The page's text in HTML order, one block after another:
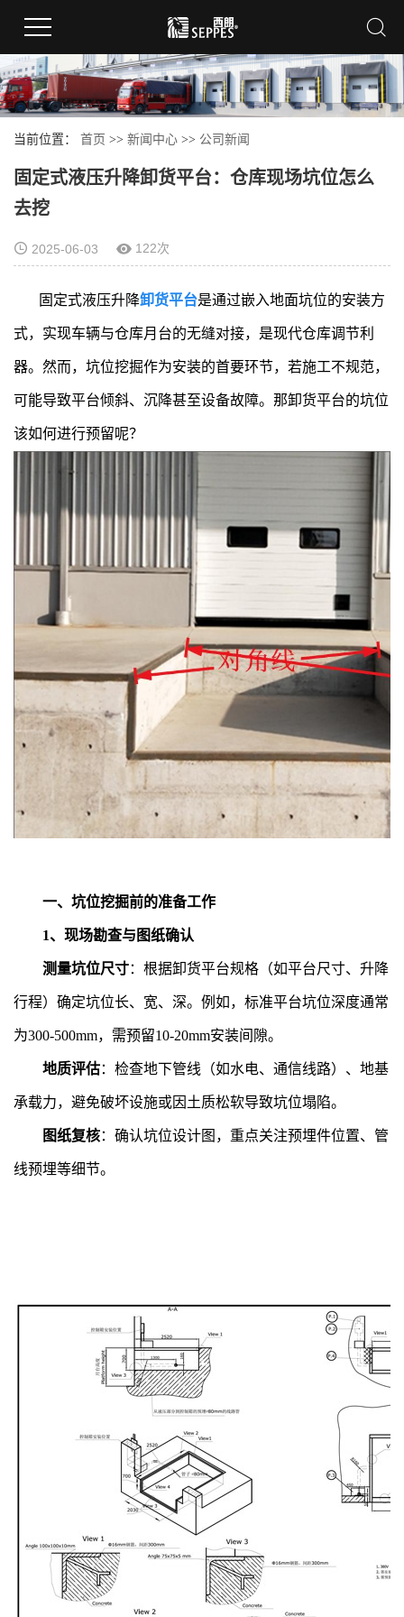
当前位置： 首页 >> 新闻中心 >> 公司新闻
固定式液压升降卸货平台：仓库现场坑位怎么
去挖
2025-06-03 122次
固定式液压升降卸货平台是通过嵌入地面坑位的安装方
式，实现车辆与仓库月台的无缝对接，是现代仓库调节利
器。然而，坑位挖掘作为安装的首要环节，若施工不规范，
可能导致平台倾斜、沉降甚至设备故障。那卸货平台的坑位
该如何进行预留呢？
一、坑位挖掘前的准备工作
1、现场勘查与图纸确认
测量坑位尺寸：根据卸货平台规格（如平台尺寸、升降
行程）确定坑位长、宽、深。例如，标准平台坑位深度通常
为300-500mm，需预留10-20mm安装间隙。
地质评估：检查地下管线（如水电、通信线路）、地基
承载力，避免破坏设施或因土质松软导致坑位塌陷。
图纸复核：确认坑位设计图，重点关注预埋件位置、管
线预埋等细节。